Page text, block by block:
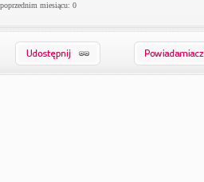
miesiącu: 0